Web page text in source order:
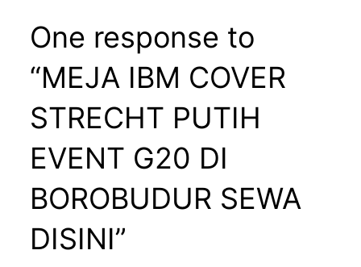
One response to
“MEJA IBM COVER
STRECHT PUTIH
EVENT G20 DI
BOROBUDUR SEWA
DISINI”